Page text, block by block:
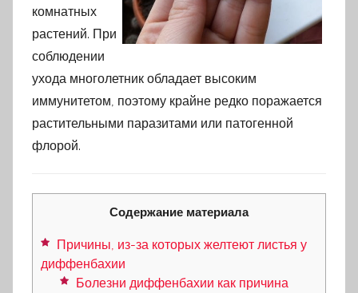
комнатных
растений. При
соблюдении
ухода многолетник обладает высоким
иммунитетом, поэтому крайне редко поражается
растительными паразитами или патогенной
флорой.
Содержание материала
Причины, из-за которых желтеют листья у
диффенбахии
Болезни диффенбахии как причина